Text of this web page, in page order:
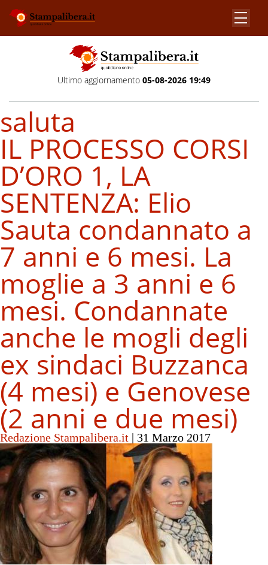
Ultimo aggiornamento 05-08-2026 19:49
saluta
IL PROCESSO CORSI
D’ORO 1, LA
SENTENZA: Elio
Sauta condannato a
7 anni e 6 mesi. La
moglie a 3 anni e 6
mesi. Condannate
anche le mogli degli
ex sindaci Buzzanca
(4 mesi) e Genovese
(2 anni e due mesi)
Redazione Stampalibera.it | 31 Marzo 2017